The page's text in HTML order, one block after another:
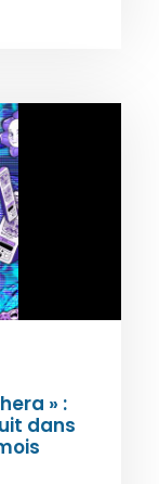
» :
dans